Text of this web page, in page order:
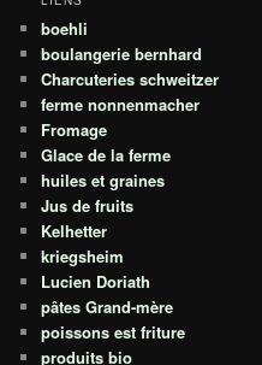
boehli
boulangerie bernhard
Charcuteries schweitzer
ferme nonnenmacher
Fromage
Glace de la ferme
huiles et graines
Jus de fruits
Kelhetter
kriegsheim
Lucien Doriath
pâtes Grand-mère
poissons est friture
produits bio